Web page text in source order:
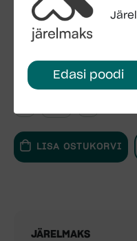
Edasi poodi
Ukseava: 102 x 182 cm
Pakend: 1.9 x 1.2 x 0.6
LISA OSTUKORVI
JÄRELMAKS